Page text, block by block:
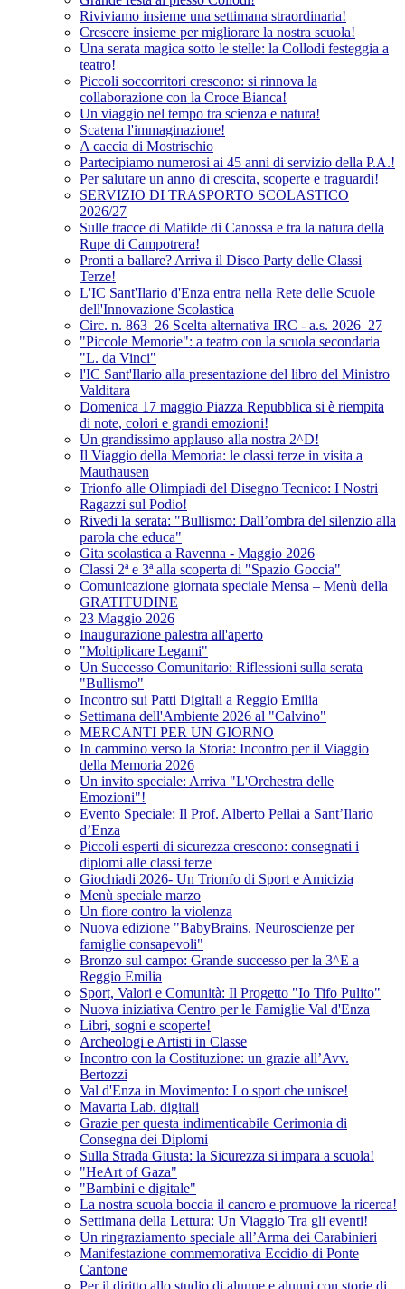
Riviviamo insieme una settimana straordinaria!
Crescere insieme per migliorare la nostra scuola!
Una serata magica sotto le stelle: la Collodi festeggia a
teatro!
Piccoli soccorritori crescono: si rinnova la
collaborazione con la Croce Bianca!
Un viaggio nel tempo tra scienza e natura!
Scatena l'immaginazione!
A caccia di Mostrischio
Partecipiamo numerosi ai 45 anni di servizio della P.A.!
Per salutare un anno di crescita, scoperte e traguardi!
SERVIZIO DI TRASPORTO SCOLASTICO
2026/27
Sulle tracce di Matilde di Canossa e tra la natura della
Rupe di Campotrera!
Pronti a ballare? Arriva il Disco Party delle Classi
Terze!
L'IC Sant'Ilario d'Enza entra nella Rete delle Scuole
dell'Innovazione Scolastica
Circ. n. 863_26 Scelta alternativa IRC - a.s. 2026_27
"Piccole Memorie": a teatro con la scuola secondaria
"L. da Vinci"
l'IC Sant'Ilario alla presentazione del libro del Ministro
Valditara
Domenica 17 maggio Piazza Repubblica si è riempita
di note, colori e grandi emozioni!
Un grandissimo applauso alla nostra 2^D!
Il Viaggio della Memoria: le classi terze in visita a
Mauthausen
Trionfo alle Olimpiadi del Disegno Tecnico: I Nostri
Ragazzi sul Podio!
Rivedi la serata: "Bullismo: Dall’ombra del silenzio alla
parola che educa"
Gita scolastica a Ravenna - Maggio 2026
Classi 2ª e 3ª alla scoperta di "Spazio Goccia"
Comunicazione giornata speciale Mensa – Menù della
GRATITUDINE
23 Maggio 2026
Inaugurazione palestra all'aperto
"Moltiplicare Legami"
Un Successo Comunitario: Riflessioni sulla serata
"Bullismo"
Incontro sui Patti Digitali a Reggio Emilia
Settimana dell'Ambiente 2026 al "Calvino"
MERCANTI PER UN GIORNO
In cammino verso la Storia: Incontro per il Viaggio
della Memoria 2026
Un invito speciale: Arriva "L'Orchestra delle
Emozioni"!
Evento Speciale: Il Prof. Alberto Pellai a Sant’Ilario
d’Enza
Piccoli esperti di sicurezza crescono: consegnati i
diplomi alle classi terze
Giochiadi 2026- Un Trionfo di Sport e Amicizia
Menù speciale marzo
Un fiore contro la violenza
Nuova edizione "BabyBrains. Neuroscienze per
famiglie consapevoli"
Bronzo sul campo: Grande successo per la 3^E a
Reggio Emilia
Sport, Valori e Comunità: Il Progetto "Io Tifo Pulito"
Nuova iniziativa Centro per le Famiglie Val d'Enza
Libri, sogni e scoperte!
Archeologi e Artisti in Classe
Incontro con la Costituzione: un grazie all’Avv.
Bertozzi
Val d'Enza in Movimento: Lo sport che unisce!
Mavarta Lab. digitali
Grazie per questa indimenticabile Cerimonia di
Consegna dei Diplomi
Sulla Strada Giusta: la Sicurezza si impara a scuola!
"HeArt of Gaza"
"Bambini e digitale"
La nostra scuola boccia il cancro e promuove la ricerca!
Settimana della Lettura: Un Viaggio Tra gli eventi!
Un ringraziamento speciale all’Arma dei Carabinieri
Manifestazione commemorativa Eccidio di Ponte
Cantone